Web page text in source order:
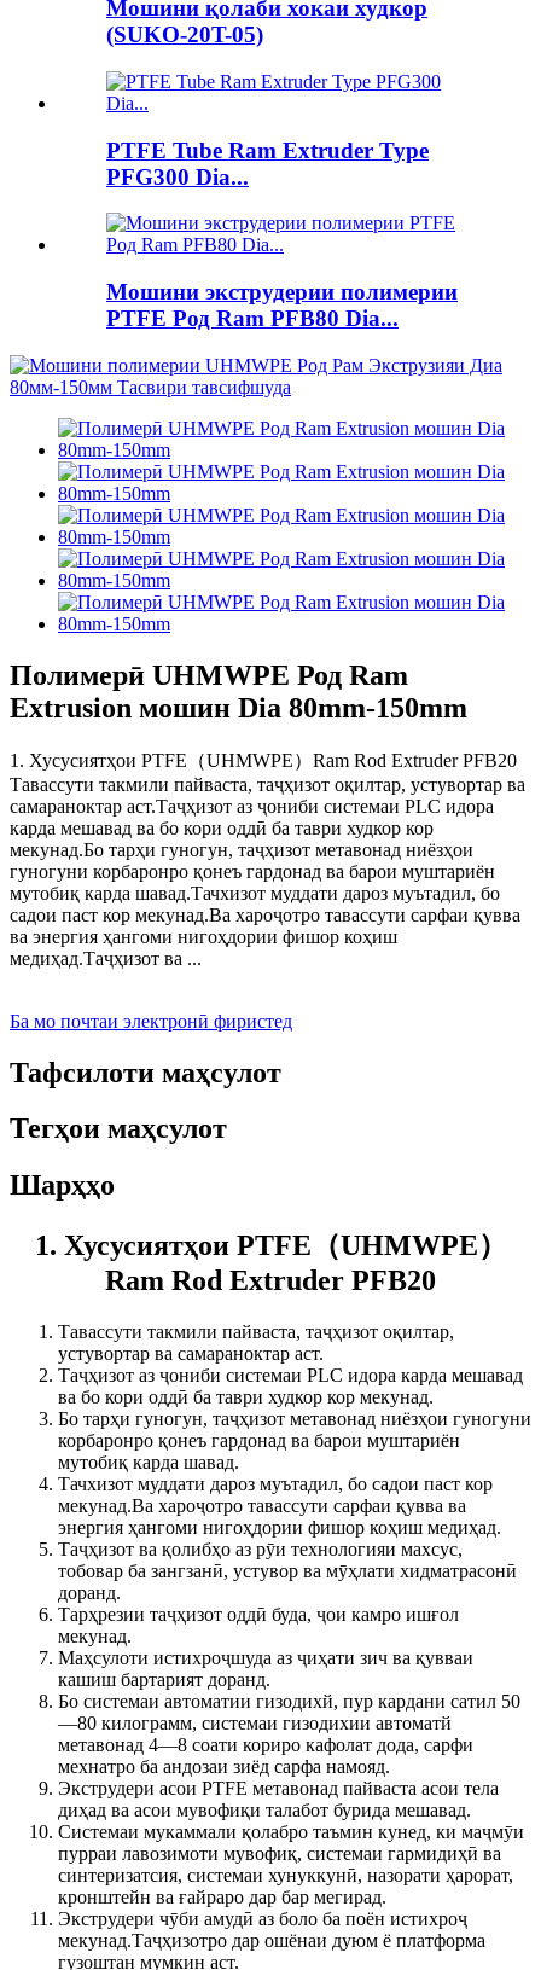
Мошини қолаби хокаи худкор
(SUKO-20T-05)
PTFE Tube Ram Extruder Type
PFG300 Dia...
Мошини экструдерии полимерии
PTFE Род Ram PFB80 Dia...
Полимерӣ UHMWPE Род Ram
Extrusion мошин Dia 80mm-150mm
1. Хусусиятҳои PTFE（UHMWPE）Ram Rod Extruder PFB20
Тавассути такмили пайваста, таҷҳизот оқилтар, устувортар ва
самараноктар аст.Таҷҳизот аз ҷониби системаи PLC идора
карда мешавад ва бо кори оддӣ ба таври худкор кор
мекунад.Бо тарҳи гуногун, таҷҳизот метавонад ниёзҳои
гуногуни корбаронро қонеъ гардонад ва барои муштариён
мутобиқ карда шавад.Тачхизот муддати дароз муътадил, бо
садои паст кор мекунад.Ва хароҷотро тавассути сарфаи қувва
ва энергия ҳангоми нигоҳдории фишор коҳиш
медиҳад.Таҷҳизот ва ...
Ба мо почтаи электронӣ фиристед
Тафсилоти маҳсулот
Тегҳои маҳсулот
Шарҳҳо
1. Хусусиятҳои PTFE（UHMWPE）
Ram Rod Extruder PFB20
Тавассути такмили пайваста, таҷҳизот оқилтар,
устувортар ва самараноктар аст.
Таҷҳизот аз ҷониби системаи PLC идора карда мешавад
ва бо кори оддӣ ба таври худкор кор мекунад.
Бо тарҳи гуногун, таҷҳизот метавонад ниёзҳои гуногуни
корбаронро қонеъ гардонад ва барои муштариён
мутобиқ карда шавад.
Тачхизот муддати дароз муътадил, бо садои паст кор
мекунад.Ва хароҷотро тавассути сарфаи қувва ва
энергия ҳангоми нигоҳдории фишор коҳиш медиҳад.
Таҷҳизот ва қолибҳо аз рӯи технологияи махсус,
тобовар ба зангзанӣ, устувор ва мӯҳлати хидматрасонӣ
доранд.
Тарҳрезии таҷҳизот оддӣ буда, ҷои камро ишғол
мекунад.
Маҳсулоти истихроҷшуда аз ҷиҳати зич ва қувваи
кашиш бартарият доранд.
Бо системаи автоматии гизодихй, пур кардани сатил 50
—80 килограмм, системаи гизодихии автоматй
метавонад 4—8 соати кориро кафолат дода, сарфи
мехнатро ба андозаи зиёд сарфа намояд.
Экструдери асои PTFE метавонад пайваста асои тела
диҳад ва асои мувофиқи талабот бурида мешавад.
Системаи мукаммали қолабро таъмин кунед, ки маҷмӯи
пурраи лавозимоти мувофиқ, системаи гармидиҳӣ ва
синтеризатсия, системаи хунуккунӣ, назорати ҳарорат,
кронштейн ва ғайраро дар бар мегирад.
Экструдери чӯби амудӣ аз боло ба поён истихроҷ
мекунад.Таҷҳизотро дар ошёнаи дуюм ё платформа
гузоштан мумкин аст.